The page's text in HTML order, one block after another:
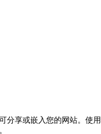
分享或嵌入您的网站。使用